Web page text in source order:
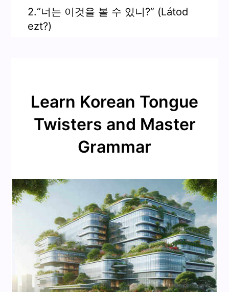
2.“너는 이것을 볼 수 있니?” (Látod
ezt?)
Learn Korean Tongue
Twisters and Master
Grammar